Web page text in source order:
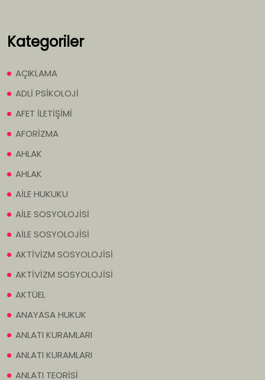
Kategoriler
AÇIKLAMA
ADLİ PSİKOLOJİ
AFET İLETİŞİMİ
AFORİZMA
AHLAK
AHLAK
AİLE HUKUKU
AİLE SOSYOLOJİSİ
AİLE SOSYOLOJİSİ
AKTİVİZM SOSYOLOJİSİ
AKTİVİZM SOSYOLOJİSİ
AKTÜEL
ANAYASA HUKUK
ANLATI KURAMLARI
ANLATI KURAMLARI
ANLATI TEORİSİ